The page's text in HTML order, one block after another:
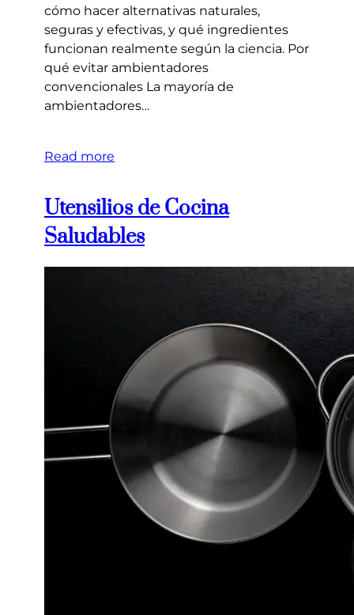
cómo hacer alternativas naturales,
seguras y efectivas, y qué ingredientes
funcionan realmente según la ciencia. Por
qué evitar ambientadores
convencionales La mayoría de
ambientadores…
Read more
Utensilios de Cocina
Saludables